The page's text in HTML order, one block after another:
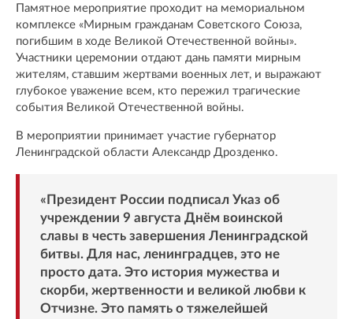
Памятное мероприятие проходит на мемориальном
комплексе «Мирным гражданам Советского Союза,
погибшим в ходе Великой Отечественной войны».
Участники церемонии отдают дань памяти мирным
жителям, ставшим жертвами военных лет, и выражают
глубокое уважение всем, кто пережил трагические
события Великой Отечественной войны.
В мероприятии принимает участие губернатор
Ленинградской области Александр Дрозденко.
«Президент России подписал Указ об
учреждении 9 августа Днём воинской
славы в честь завершения Ленинградской
битвы. Для нас, ленинградцев, это не
просто дата. Это история мужества и
скорби, жертвенности и великой любви к
Отчизне. Это память о тяжелейшей